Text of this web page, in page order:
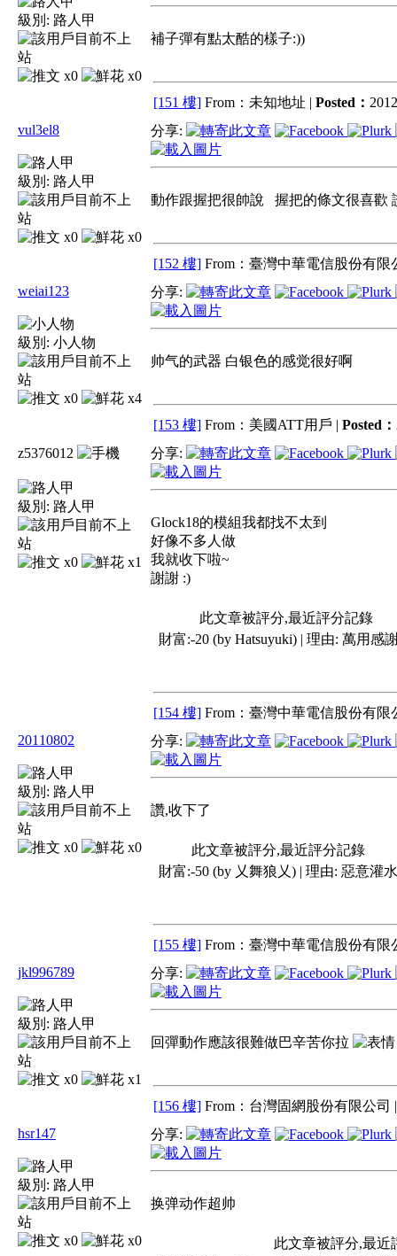
級別: 路人甲
x0 x0
補子彈有點太酷的樣子:))
[151 樓] From：未知地址 | Posted：
vul3el8
級別: 路人甲
x0 x0
分享:
動作跟握把很帥說 握把的條文很喜歡
[152 樓] From：臺灣中華電信股份有限
weiai123
級別: 小人物
x0 x4
分享:
帅气的武器 白银色的感觉很好啊
[153 樓] From：美國ATT用戶 | Posted：
z5376012
級別: 路人甲
x0 x1
分享:
Glock18的模組我都找不太到
好像不多人做
我就收下啦~
謝謝 :)
此文章被評分,最近評分記錄
財富:-20 (by Hatsuyuki) | 理由: 萬用感
[154 樓] From：臺灣中華電信股份有限
20110802
級別: 路人甲
x0 x0
分享:
讚,收下了
此文章被評分,最近評分記錄
財富:-50 (by 乂舞狼乂) | 理由: 惡意灌水
[155 樓] From：臺灣中華電信股份有限
jkl996789
級別: 路人甲
x0 x1
分享:
回彈動作應該很難做巴辛苦你拉
[156 樓] From：台灣固網股份有限公司
hsr147
級別: 路人甲
x0 x0
分享:
换弹动作超帅
此文章被評分,最近